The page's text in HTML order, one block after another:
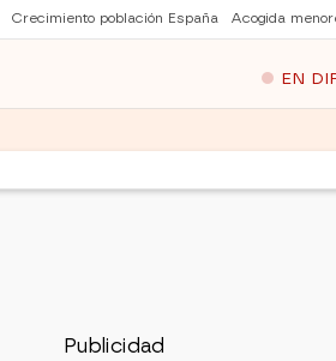
Crecimiento población España Acogida
EN